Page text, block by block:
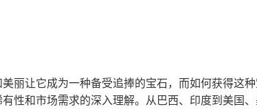
丽让它成为一种备受追捧的宝石，而如何获得这
性和市场需求的深入理解。从巴西、印度到美国、